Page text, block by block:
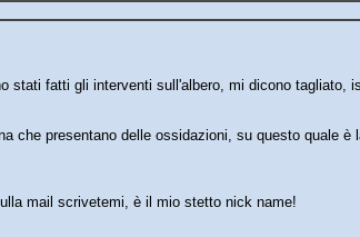
stati fatti gli interventi sull'albero, mi dicono tagliato,
che presentano delle ossidazioni, su questo quale è
mail scrivetemi, è il mio stetto nick name!